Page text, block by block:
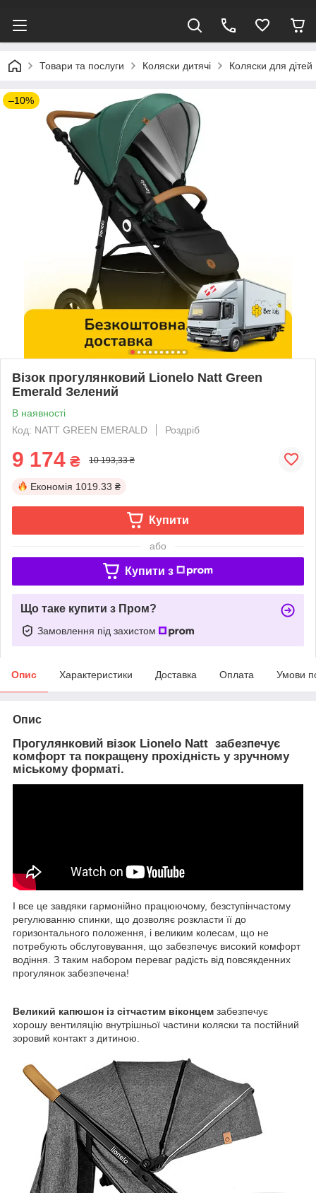
Товари та послуги Коляски дитячі Коляски для
–10%
Візок прогулянковий Lionelo Natt Green
Emerald Зелений
В наявності
Код: NATT GREEN EMERALD
Роздріб
9 174 ₴ 10 193,33 ₴
Економія 1019.33 ₴
Купити
або
Купити з
Що таке купити з Пром?
Замовлення під захистом
Опис Характеристики Доставка Оплата Умови
Опис
Прогулянковий візок Lionelo Natt забезпечує
комфорт та покращену прохідність у зручному
міському форматі.
І все це завдяки гармонійно працюючому, безступінчастому
регулюванню спинки, що дозволяє розкласти її до
горизонтального положення, і великим колесам, що не
потребують обслуговування, що забезпечує високий комфорт
водіння. З таким набором переваг радість від повсякденних
прогулянок забезпечена!
Великий капюшон із сітчастим віконцем забезпечує
хорошу вентиляцію внутрішньої частини коляски та постійний
зоровий контакт з дитиною.